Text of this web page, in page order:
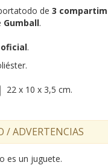
de 3
Gumball.
.
22 x 10 x 3,5 cm.
/ ADVERTENCIAS
es un juguete.